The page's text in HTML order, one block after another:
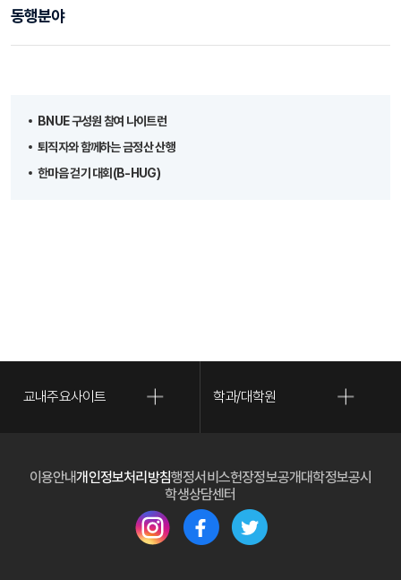
동행분야
BNUE 구성원 참여 나이트런
퇴직자와 함께하는 금정산 산행
한마음 걷기 대회(B-HUG)
교내주요사이트 학과/대학원
이용안내개인정보처리방침행정서비스헌장정보공개대학정보공시
학생상담센터
(새 창 열림)(새 창 열림)(새 창 열림)